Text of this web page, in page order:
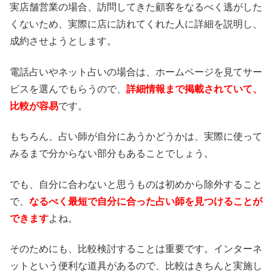
実店舗営業の場合、訪問してきた顧客をなるべく逃がした
くないため、実際に店に訪れてくれた人に詳細を説明し、
成約させようとします。
電話占いやネット占いの場合は、ホームページを見てサー
ビスを選んでもらうので、 詳細情報まで掲載されていて、
比較が容易です。
もちろん、占い師が自分にあうかどうかは、実際に使って
みるまで分からない部分もあることでしょう。
でも、自分に合わないと思うものは初めから除外すること
で、 なるべく最短で自分に合った占い師を見つけることが
できますよね。
そのためにも、比較検討することは重要です。インターネ
ットという便利な道具があるので、比較はきちんと実施し